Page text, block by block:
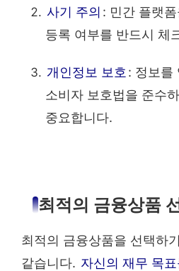
사기 주의 : 민간 플랫
등록 여부를 반드시 체
개인정보 보호: 정보를
소비자 보호법을 준수
중요합니다.
최적의 금융상품
최적의 금융상품을 선택하
같습니다. 자신의 재무 목